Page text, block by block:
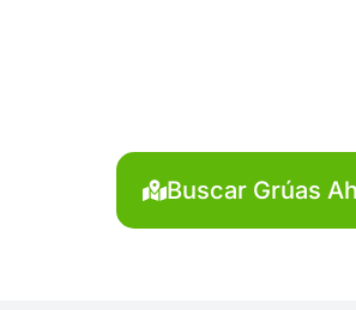
Buscar Grúas